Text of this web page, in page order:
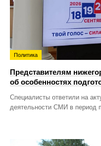
Политика
Представителям
об особенностях
Специалисты ответили на
деятельности СМИ в период